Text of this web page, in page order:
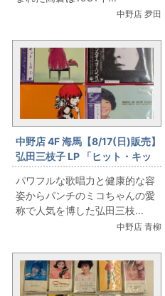
中野店 夛田
中野店 4F 海馬【8/17(日)販売】
弘田三枝子 LP 「ヒット・キッ
ト・ミコ」「ニューヨークのミ
コ」「イン・マイ・フィーリン
グ」「東京27時」
パワフルな歌唱力と健康的な容
姿からパンチのミコちゃんの愛
称で人気を博した弘田三枝...
中野店 青柳